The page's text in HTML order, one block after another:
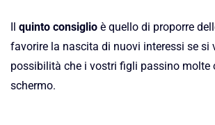
Il quinto consiglio è quello di proporre
favorire la nascita di nuovi interessi se si
possibilità che i vostri figli passino molte
schermo.